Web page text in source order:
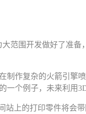
范围开发做好了准
作复杂的火箭引擎
个例子，未来利用
上的打印零件将会